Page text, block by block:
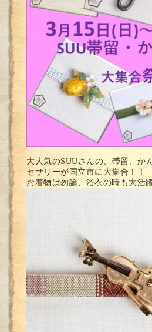
大人気のSUUさんの、帯留、か
セサリーが国立市に大集合！！
お着物は勿論、浴衣の時も大活